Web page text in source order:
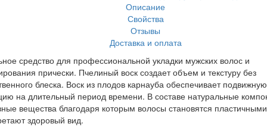
Описание
Свойства
Отзывы
Доставка и оплата
средство для профессиональной укладки мужских волос и
прически. Пчелиный воск создает объем и текстуру без
блеска. Воск из плодов карнауба обеспечивает подвижную
на длительный период времени. В составе натуральные
вещества благодаря которым волосы становятся
здоровый вид.